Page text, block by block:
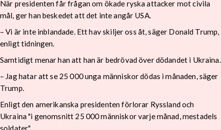
När presidenten får frågan om ökade ryska attacker mot civila
mål, ger han beskedet att det inte angår USA.
– Vi är inte inblandade. Ett hav skiljer oss åt, säger Donald Trump,
enligt tidningen.
Samtidigt menar han att han är bedrövad över dödandet i Ukraina.
– Jag hatar att se 25 000 unga människor dödas i månaden, säger
Trump.
Enligt den amerikanska presidenten förlorar Ryssland och
Ukraina "i genomsnitt 25 000 människor varje månad, mestadels